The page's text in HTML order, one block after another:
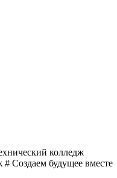
# Создаем будущее вместе